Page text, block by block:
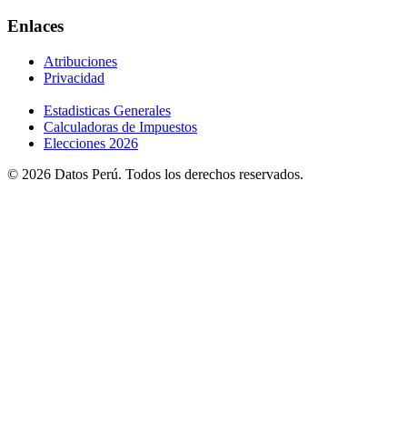
Enlaces
Atribuciones
Privacidad
Estadisticas Generales
Calculadoras de Impuestos
Elecciones 2026
© 2026 Datos Perú. Todos los derechos reservados.